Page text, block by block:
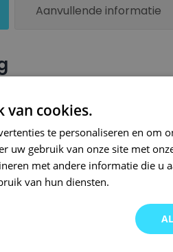
Aanvullende informatie
oppervlak van je auto
lak van Small Repair Systems.
de kleurlak beter hecht.
juiste adres wanneer het gaat
met oneindig veel
en is afgevuld met
de gewenste kleur voor uw
kunt u bij ons ook
van cookies.
te personaliseren en om
uw gebruik van onze site met
met andere informatie die u
van hun diensten.